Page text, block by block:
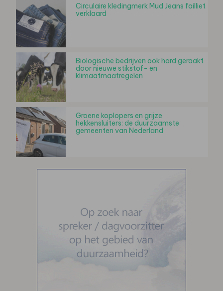
Circulaire kledingmerk Mud Jeans failliet
verklaard
Biologische bedrijven ook hard geraakt
door nieuwe stikstof- en
klimaatmaatregelen
Groene koplopers en grijze
hekkensluiters: de duurzaamste
gemeenten van Nederland